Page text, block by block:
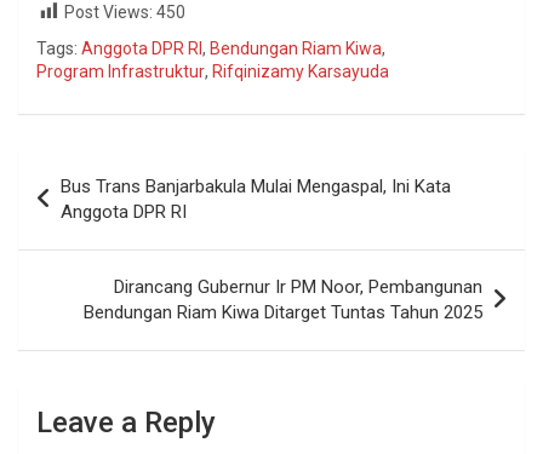
Post Views: 450
Tags: Anggota DPR RI , Bendungan Riam Kiwa,
Program Infrastruktur, Rifqinizamy Karsayuda
Bus Trans Banjarbakula Mulai Mengaspal, Ini Kata
Anggota DPR RI
Dirancang Gubernur Ir PM Noor, Pembangunan
Bendungan Riam Kiwa Ditarget Tuntas Tahun 2025
Leave a Reply